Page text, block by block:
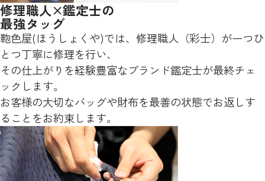
修理職人×鑑定士の
最強タッグ
鞄色屋(ほうしょくや)では、修理職人（彩士）が一つひ
とつ丁寧に修理を行い、
その仕上がりを経験豊富なブランド鑑定士が最終チェ
ックします。
お客様の大切なバッグや財布を最善の状態でお返しす
ることをお約束します。